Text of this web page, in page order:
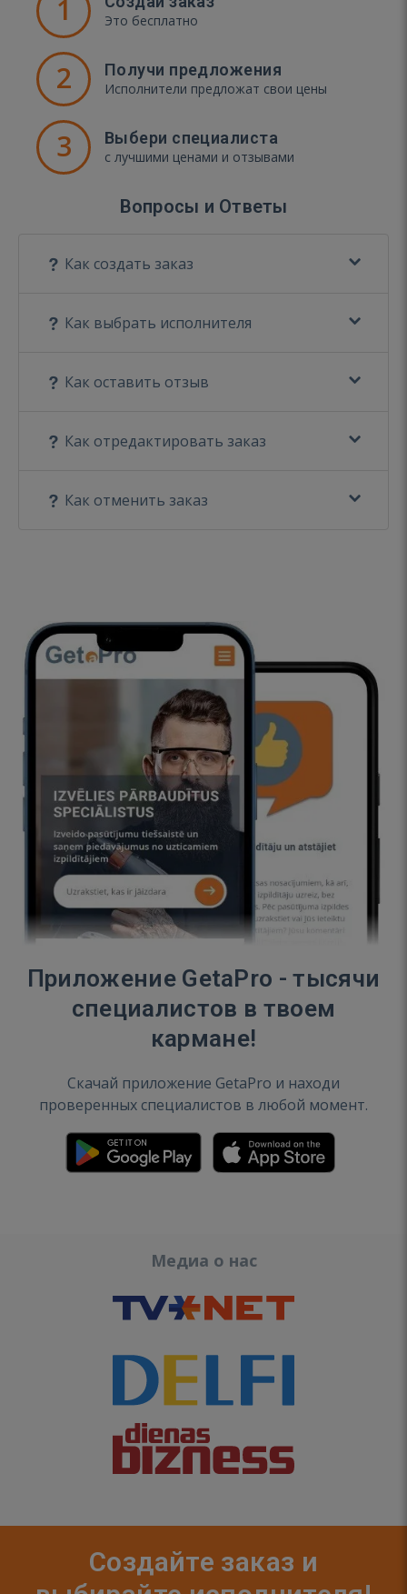
1 Это бесплатно
2 Получи предложения
Исполнители предложат свои цены
3 Выбери специалиста
с лучшими ценами и отзывами
Вопросы и Ответы
Как создать заказ
Как выбрать исполнителя
Как оставить отзыв
Как отредактировать заказ
Как отменить заказ
Приложение GetaPro - тысячи
специалистов в твоем
кармане!
Скачай приложение GetaPro и находи
проверенных специалистов в любой момент.
Медиа о нас
Создайте заказ и